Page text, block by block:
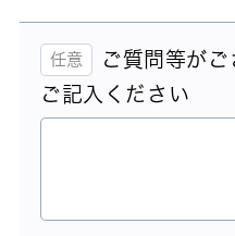
ご質問等が
ご記入ください